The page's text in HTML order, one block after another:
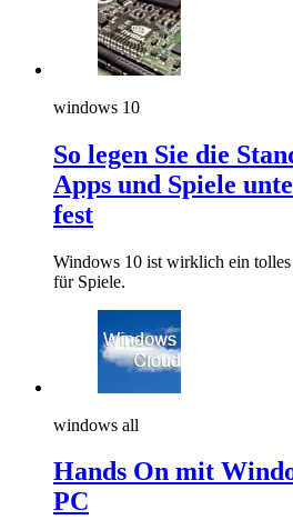
windows 10
So legen Sie die
Apps und Spiele
fest
Windows 10 ist wirklich ein
für Spiele.
windows all
Hands On mit
PC